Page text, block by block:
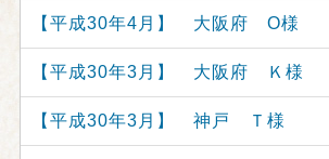
【平成30年4月】 大阪府 O様
【平成30年3月】 大阪府 Ｋ様
【平成30年3月】 神戸 Ｔ様